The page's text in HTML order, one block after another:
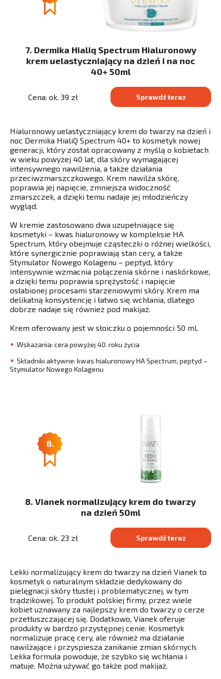
7. Dermika Hialiq Spectrum Hialuronowy
krem uelastyczniający na dzień i na noc
40+ 50ml
Cena: ok. 39 zł Sprawdź teraz
Hialuronowy uelastyczniający krem do twarzy na dzień i
noc Dermika HialiQ Spectrum 40+ to kosmetyk nowej
generacji, który został opracowany z myślą o kobietach
w wieku powyżej 40 lat, dla skóry wymagającej
intensywnego nawilżenia, a także działania
przeciwzmarszczkowego. Krem nawilża skórę,
poprawia jej napięcie, zmniejsza widoczność
zmarszczek, a dzięki temu nadaje jej młodzieńczy
wygląd.
W kremie zastosowano dwa uzupełniające się
kosmetyki – kwas hialuronowy w kompleksie HA
Spectrum, który obejmuje cząsteczki o różnej wielkości,
które synergicznie poprawiają stan cery, a także
Stymulator Nowego Kolagenu – peptyd, który
intensywnie wzmacnia połączenia skórne i naskórkowe,
a dzięki temu poprawia sprężystość i napięcie
osłabionej procesami starzeniowymi skóry. Krem ma
delikatną konsystencję i łatwo się wchłania, dlatego
dobrze nadaje się również pod makijaż.
Krem oferowany jest w słoiczku o pojemności 50 ml.
Wskazania: cera powyżej 40. roku życia
Składniki aktywne: kwas hialuronowy HA Spectrum, peptyd –
Stymulator Nowego Kolagenu
8.
8. Vianek normalizujący krem do twarzy
na dzień 50ml
Cena: ok. 23 zł Sprawdź teraz
Lekki normalizujący krem do twarzy na dzień Vianek to
kosmetyk o naturalnym składzie dedykowany do
pielęgnacji skóry tłustej i problematycznej, w tym
trądzikowej. To produkt polskiej firmy, przez wiele
kobiet uznawany za najlepszy krem do twarzy o cerze
przetłuszczającej się. Dodatkowo, Vianek oferuje
produkty w bardzo przystępnej cenie. Kosmetyk
normalizuje pracę cery, ale również ma działanie
nawilżające i przyspiesza zanikanie zmian skórnych.
Lekka formuła powoduje, że szybko się wchłania i
matuje. Można używać go także pod makijaż.